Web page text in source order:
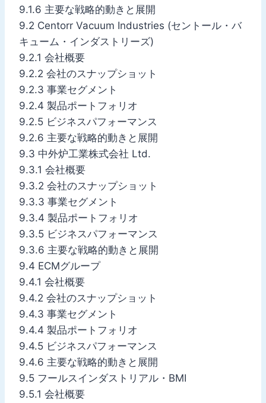
9.1.6 主要な戦略的動きと展開
9.2 Centorr Vacuum Industries (セントール・バ
キューム・インダストリーズ)
9.2.1 会社概要
9.2.2 会社のスナップショット
9.2.3 事業セグメント
9.2.4 製品ポートフォリオ
9.2.5 ビジネスパフォーマンス
9.2.6 主要な戦略的動きと展開
9.3 中外炉工業株式会社 Ltd.
9.3.1 会社概要
9.3.2 会社のスナップショット
9.3.3 事業セグメント
9.3.4 製品ポートフォリオ
9.3.5 ビジネスパフォーマンス
9.3.6 主要な戦略的動きと展開
9.4 ECMグループ
9.4.1 会社概要
9.4.2 会社のスナップショット
9.4.3 事業セグメント
9.4.4 製品ポートフォリオ
9.4.5 ビジネスパフォーマンス
9.4.6 主要な戦略的動きと展開
9.5 フールスインダストリアル・BMI
9.5.1 会社概要